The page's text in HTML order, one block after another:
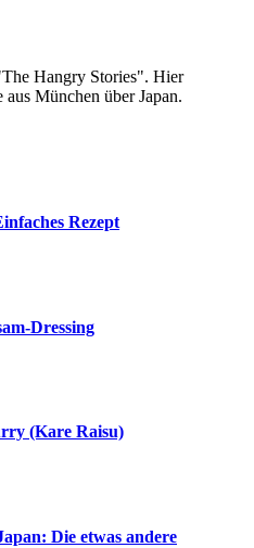
Hangry Stories". Hier
München über Japan.
Rezept
Dressing
(Kare Raisu)
Die etwas andere